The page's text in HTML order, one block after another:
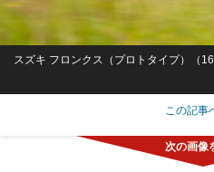
スズキ フロンクス（プロトタイプ）（
この記事